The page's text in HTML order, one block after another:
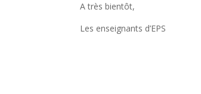
A très bientôt,
Les enseignants d’EPS